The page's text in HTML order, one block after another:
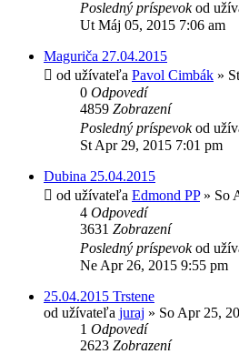
Posledný príspevokod
Ut Máj 05, 2015 7:06 am
Maguriča 27.04.2015
od užívateľa Pavol Cimbák »
0 Odpovedí
4859 Zobrazení
Posledný príspevokod
St Apr 29, 2015 7:01 pm
Dubina 25.04.2015
od užívateľa Edmond PP» So
4 Odpovedí
3631 Zobrazení
Posledný príspevokod
Ne Apr 26, 2015 9:55 pm
25.04.2015 Trstene
od užívateľa juraj » So Apr 25,
1 Odpovedí
2623 Zobrazení